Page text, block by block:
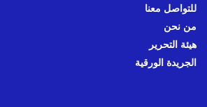
للتواصل معنا
من نحن
هيئة التحرير
الجريدة الورقية